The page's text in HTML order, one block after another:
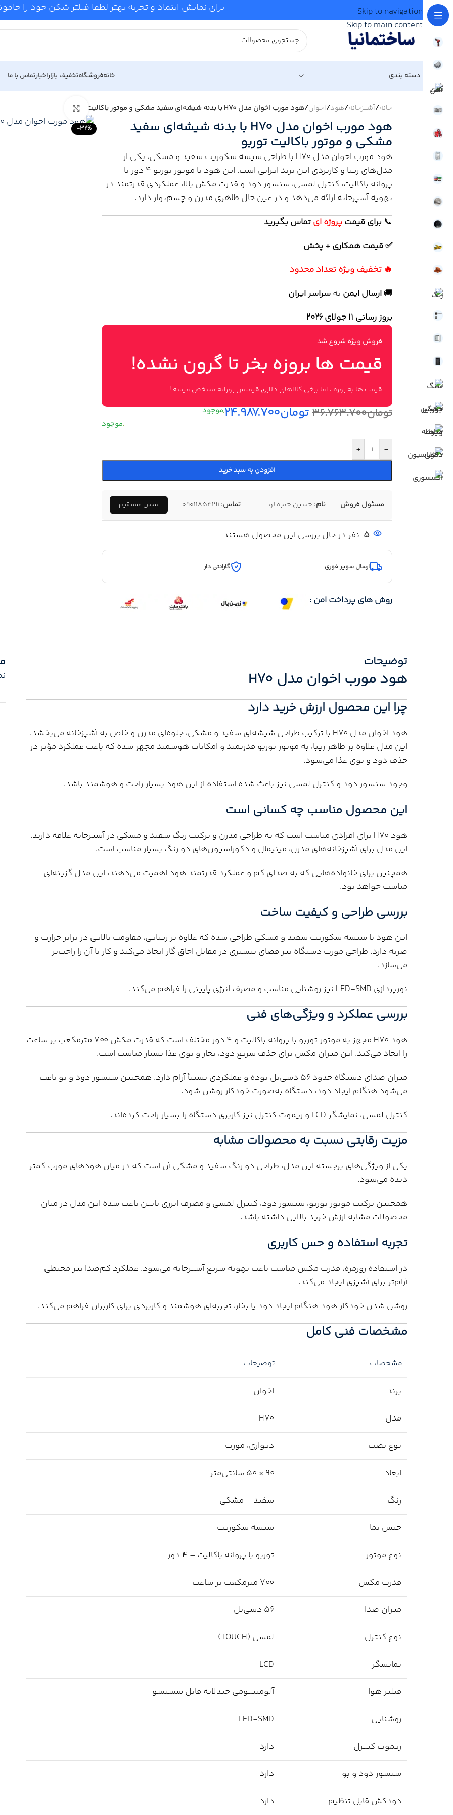
Skip to navigation
Skip to main content
برای نمایش اینماد و تجربه بهتر لطفا فیلتر شکن خود را
دسته بندی خانهفروشگاهتخفیف بازاراخبارتماس با ما
خانه/آشپزخانه/هود/اخوان/هود مورب اخوان مدل H70 با بدنه شیشه‌ای سفید مشکی و موتور باکالیت توربو
-32% هود مورب اخوان مدل H70 با بدنه شیشه‌ای سفید
مشکی و موتور باکالیت توربو
هود مورب اخوان مدل H70 با طراحی شیشه سکوریت سفید و مشکی، یکی از
مدل‌های زیبا و کاربردی این برند ایرانی است. این هود با موتور توربو ۴ دور با
پروانه باکالیت، کنترل لمسی، سنسور دود و قدرت مکش بالا، عملکردی قدرتمند در
تهویه آشپزخانه ارائه می‌دهد و در عین حال ظاهری مدرن و چشم‌نواز دارد.
📞 برایقیمتپروژه ایتماس بگیرید
✅ قیمت همکاری + پخش
🔥 تخفیف ویژه تعداد محدود
🚚ارسال ایمن بهسراسر ایران
بروز رسانی 11 جولای ۲۰۲۶
فروش ویژه شروع شد
قیمت ها بروزه بخر تا گرون نشده!
قیمت ها به روزه ، اما برخی کالاهای دلاری قیمتش روزانه مشخص میشه !
تومان۳۶.۷۶۳.۷۰۰تومان۲۴.۹۸۷.۷۰۰
-
+
افزودن به سبد خرید
مسئول فروش نام: حسین حمزه لو تماس: 09011854191 تماس مستقیم
5 نفر در حال بررسی این محصول هستند
ارسال سوپر فوری گارانتی دار
روش های پرداخت امن :
توضیحات
هود مورب اخوان مدل H70
چرا این محصول ارزش خرید دارد
هود اخوان مدل H70 با ترکیب طراحی شیشه‌ای سفید و مشکی، جلوه‌ای مدرن و خاص به آشپزخانه می‌بخشد.
این مدل علاوه بر ظاهر زیبا، به موتور توربو قدرتمند و امکانات هوشمند مجهز شده که باعث عملکرد مؤثر در
حذف دود و بوی غذا می‌شود.
وجود سنسور دود و کنترل لمسی نیز باعث شده استفاده از این هود بسیار راحت و هوشمند باشد.
این محصول مناسب چه کسانی است
هود H70 برای افرادی مناسب است که به طراحی مدرن و ترکیب رنگ سفید و مشکی در آشپزخانه علاقه دارند.
این مدل برای آشپزخانه‌های مدرن، مینیمال و دکوراسیون‌های دو رنگ بسیار مناسب است.
همچنین برای خانواده‌هایی که به صدای کم و عملکرد قدرتمند هود اهمیت می‌دهند، این مدل گزینه‌ای
مناسب خواهد بود.
بررسی طراحی و کیفیت ساخت
این هود با شیشه سکوریت سفید و مشکی طراحی شده که علاوه بر زیبایی، مقاومت بالایی در برابر حرارت و
ضربه دارد. طراحی مورب دستگاه نیز فضای بیشتری در مقابل اجاق گاز ایجاد می‌کند و کار با آن را راحت‌تر
می‌سازد.
نورپردازی LED-SMD نیز روشنایی مناسب و مصرف انرژی پایینی را فراهم می‌کند.
بررسی عملکرد و ویژگی‌های فنی
هود H70 مجهز به موتور توربو با پروانه باکالیت و ۴ دور مختلف است که قدرت مکش ۷۰۰ مترمکعب بر ساعت
را ایجاد می‌کند. این میزان مکش برای حذف سریع دود، بخار و بوی غذا بسیار مناسب است.
میزان صدای دستگاه حدود ۵۶ دسی‌بل بوده و عملکردی نسبتاً آرام دارد. همچنین سنسور دود و بو باعث
می‌شود هنگام ایجاد دود، دستگاه به‌صورت خودکار روشن شود.
کنترل لمسی، نمایشگر LCD و ریموت کنترل نیز کاربری دستگاه را بسیار راحت کرده‌اند.
مزیت رقابتی نسبت به محصولات مشابه
یکی از ویژگی‌های برجسته این مدل، طراحی دو رنگ سفید و مشکی آن است که در میان هودهای مورب کمتر
دیده می‌شود.
همچنین ترکیب موتور توربو، سنسور دود، کنترل لمسی و مصرف انرژی پایین باعث شده این مدل در میان
محصولات مشابه ارزش خرید بالایی داشته باشد.
تجربه استفاده و حس کاربری
در استفاده روزمره، قدرت مکش مناسب باعث تهویه سریع آشپزخانه می‌شود. عملکرد کم‌صدا نیز محیطی
آرام‌تر برای آشپزی ایجاد می‌کند.
روشن شدن خودکار هود هنگام ایجاد دود یا بخار، تجربه‌ای هوشمند و کاربردی برای کاربران فراهم می‌کند.
مشخصات فنی کامل
مشخصات توضیحات
برند اخوان
مدل H70
نوع نصب دیواری، مورب
ابعاد ۹۰ × ۵۰ سانتی‌متر
رنگ سفید – مشکی
جنس نما شیشه سکوریت
نوع موتور توربو با پروانه باکالیت – ۴ دور
قدرت مکش ۷۰۰ مترمکعب بر ساعت
میزان صدا ۵۶ دسی‌بل
نوع کنترل لمسی (TOUCH)
نمایشگر LCD
فیلتر هوا آلومینیومی چندلایه قابل شستشو
روشنایی LED-SMD
ریموت کنترل دارد
سنسور دود و بو دارد
دودکش قابل تنظیم دارد